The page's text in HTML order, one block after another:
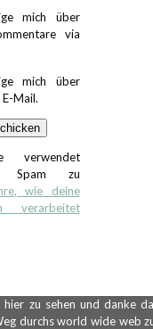
mich über
via
mich über
Mail.
verwendet
Spam zu
wie deine
verarbeitet
hier zu sehen und danke
durchs world wide web